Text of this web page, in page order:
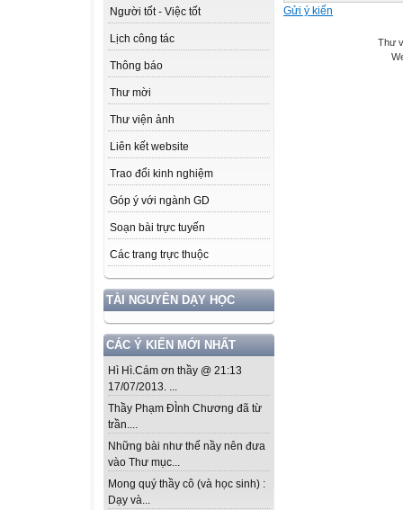
Người tốt - Việc tốt
Lịch công tác
Thông báo
Thư mời
Thư viện ảnh
Liên kết website
Trao đổi kinh nghiệm
Góp ý với ngành GD
Soạn bài trực tuyến
Các trang trực thuộc
TÀI NGUYÊN DẠY HỌC
CÁC Ý KIẾN MỚI NHẤT
Hì Hì.Cám ơn thầy @ 21:13
17/07/2013. ...
Thầy Phạm ĐÌnh Chương đã từ
trần....
Những bài như thế nầy nên đưa
vào Thư mục...
Mong quý thầy cô (và học sinh) :
Dạy và...
Gửi ý kiến
Thư